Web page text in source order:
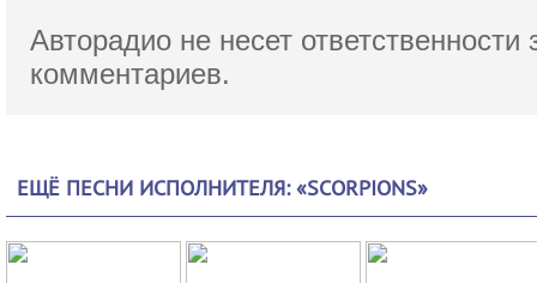
Авторадио не несет ответственности
комментариев.
ЕЩЁ ПЕСНИ ИСПОЛНИТЕЛЯ: «SCORPIONS»